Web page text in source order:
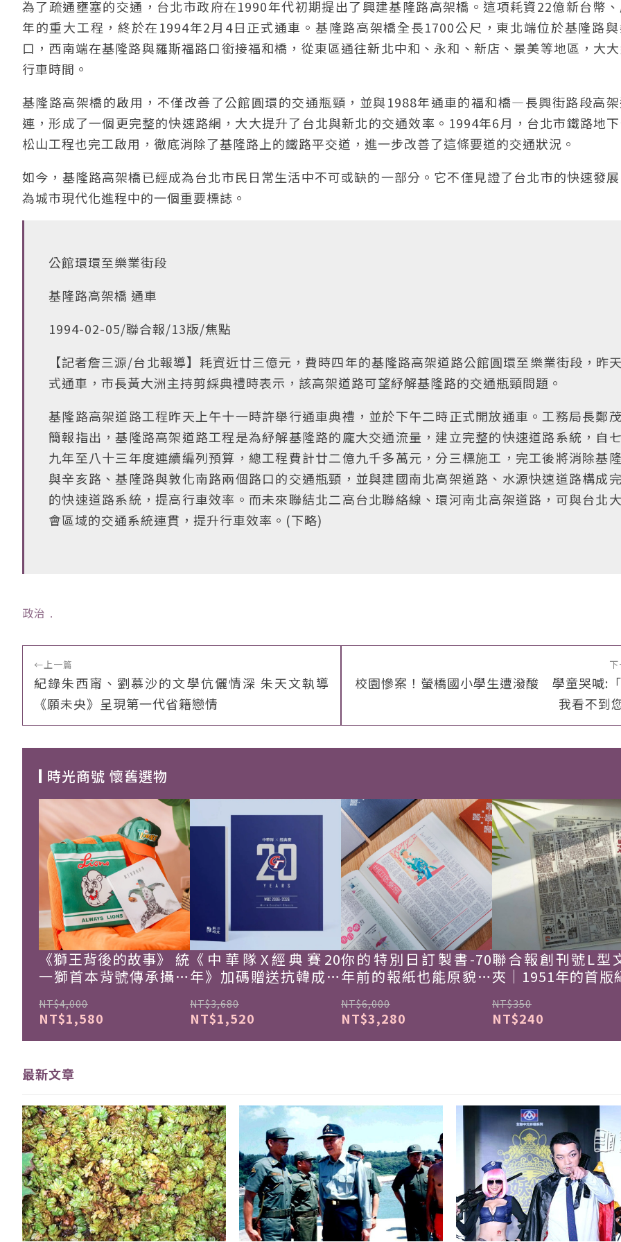
為了疏通壅塞的交通，台北市政府在1990年代初期提出了興建基隆路高架橋。這項耗資22億新台幣
年的重大工程，終於在1994年2月4日正式通車。基隆路高架橋全長1700公尺，東北端位於基隆路
口，西南端在基隆路與羅斯福路口銜接福和橋，從東區通往新北中和、永和、新店、景美等地區，大
行車時間。
基隆路高架橋的啟用，不僅改善了公館圓環的交通瓶頸，並與1988年通車的福和橋—長興街路段高
連，形成了一個更完整的快速路網，大大提升了台北與新北的交通效率。1994年6月，台北市鐵路地
松山工程也完工啟用，徹底消除了基隆路上的鐵路平交道，進一步改善了這條要道的交通狀況。
如今，基隆路高架橋已經成為台北市民日常生活中不可或缺的一部分。它不僅見證了台北市的快速發
為城市現代化進程中的一個重要標誌。
公館環環至樂業街段
基隆路高架橋 通車
1994-02-05/聯合報/13版/焦點
【記者詹三源/台北報導】耗資近廿三億元，費時四年的基隆路高架道路公館圓環至樂業街段，昨
式通車，市長黃大洲主持剪綵典禮時表示，該高架道路可望紓解基隆路的交通瓶頸問題。
基隆路高架道路工程昨天上午十一時許舉行通車典禮，並於下午二時正式開放通車。工務局長鄭
簡報指出，基隆路高架道路工程是為紓解基隆路的龐大交通流量，建立完整的快速道路系統，自
九年至八十三年度連續編列預算，總工程費計廿二億九千多萬元，分三標施工，完工後將消除基
與辛亥路、基隆路與敦化南路兩個路口的交通瓶頸，並與建國南北高架道路、水源快速道路構成
的快速道路系統，提高行車效率。而未來聯結北二高台北聯絡線、環河南北高架道路，可與台北
會區域的交通系統連貫，提升行車效率。(下略)
政治 ﹒
←上一篇
紀錄朱西甯、劉慕沙的文學伉儷情深 朱天文執導
《願未央》呈現第一代省籍戀情
校園慘案！螢橋國小學生遭潑酸 學童哭喊:
我看不到
時光商號 懷舊選物
《獅王背後的故事》 統
一獅首本背號傳承攝影
NT$4,000
NT$1,580
《中華隊X經典賽20
年》加碼贈送抗韓成功
NT$3,680
NT$1,520
你的特別日訂製書-70
年前的報紙也能原貌重
NT$6,000
NT$3,280
聯合報創刊號L型
夾｜1951年的首版
NT$350
NT$240
最新文章